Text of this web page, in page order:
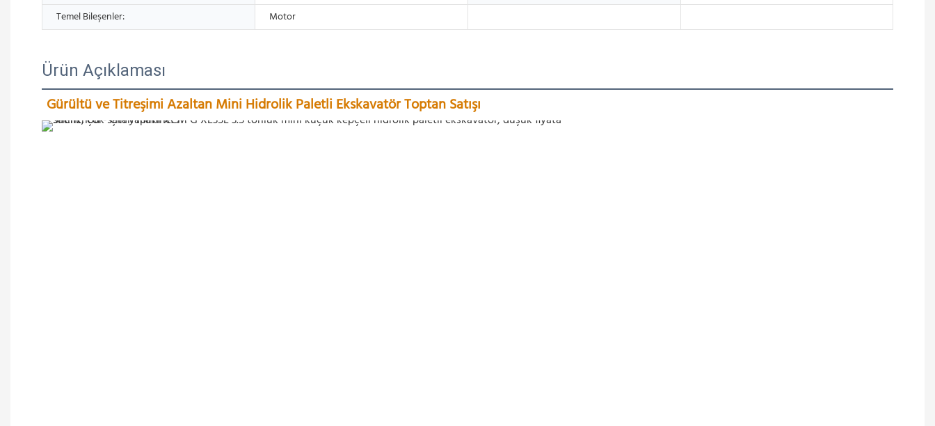
Temel Bileşenler:
Motor
Ürün Açıklaması
Gürültü ve Titreşimi Azaltan Mini Hidrolik Paletli Ekskavatör Toptan Satışı